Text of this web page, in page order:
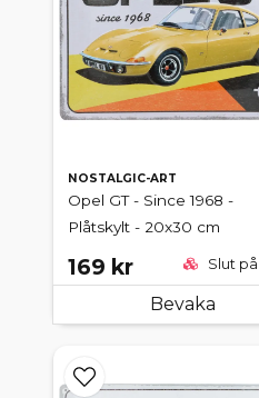
NOSTALGIC-ART
Opel GT - Since 1968 -
Plåtskylt - 20x30 cm
169 kr Slut
Bevaka